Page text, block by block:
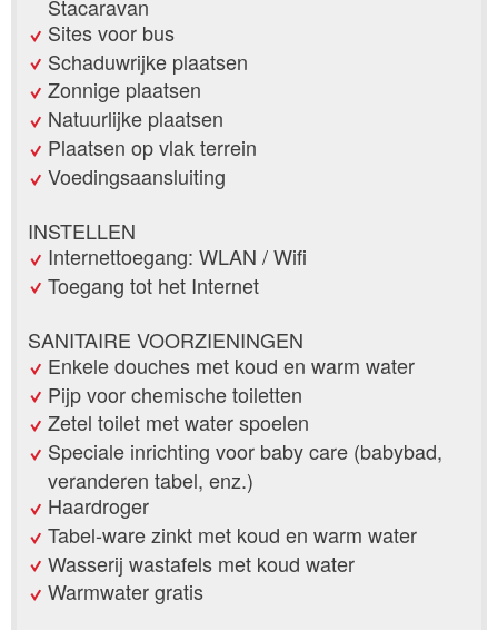
Stacaravan
Sites voor bus
Schaduwrijke plaatsen
Zonnige plaatsen
Natuurlijke plaatsen
Plaatsen op vlak terrein
Voedingsaansluiting
INSTELLEN
Internettoegang: WLAN / Wifi
Toegang tot het Internet
SANITAIRE VOORZIENINGEN
Enkele douches met koud en warm water
Pijp voor chemische toiletten
Zetel toilet met water spoelen
Speciale inrichting voor baby care (babybad,
veranderen tabel, enz.)
Haardroger
Tabel-ware zinkt met koud en warm water
Wasserij wastafels met koud water
Warmwater gratis